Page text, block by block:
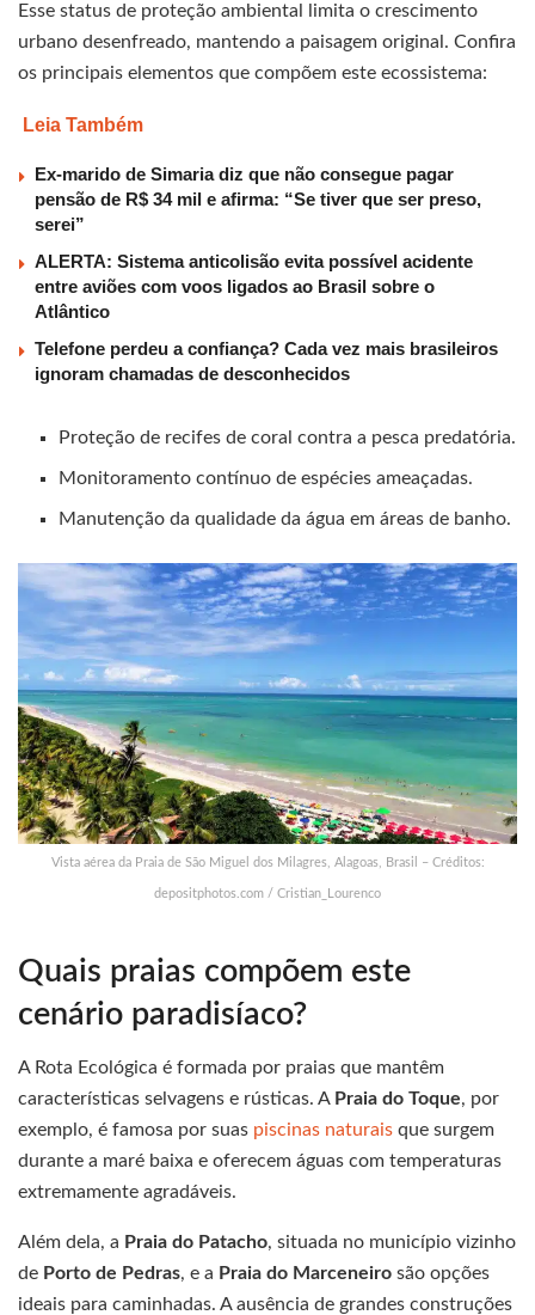
Esse status de proteção ambiental limita o crescimento
urbano desenfreado, mantendo a paisagem original. Confira
os principais elementos que compõem este ecossistema:
Leia Também
Ex-marido de Simaria diz que não consegue pagar
pensão de R$ 34 mil e afirma: “Se tiver que ser preso,
serei”
ALERTA: Sistema anticolisão evita possível acidente
entre aviões com voos ligados ao Brasil sobre o
Atlântico
Telefone perdeu a confiança? Cada vez mais brasileiros
ignoram chamadas de desconhecidos
Proteção de recifes de coral contra a pesca predatória.
Monitoramento contínuo de espécies ameaçadas.
Manutenção da qualidade da água em áreas de banho.
Vista aérea da Praia de São Miguel dos Milagres, Alagoas, Brasil – Créditos:
depositphotos.com / Cristian_Lourenco
Quais praias compõem este
cenário paradisíaco?
A Rota Ecológica é formada por praias que mantêm
características selvagens e rústicas. A Praia do Toque, por
exemplo, é famosa por suas piscinas naturais que surgem
durante a maré baixa e oferecem águas com temperaturas
extremamente agradáveis.
Além dela, a Praia do Patacho, situada no município vizinho
de Porto de Pedras, e a Praia do Marceneiro são opções
ideais para caminhadas. A ausência de grandes construções